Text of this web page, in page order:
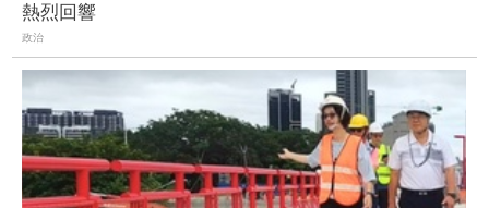
熱烈回響
政治